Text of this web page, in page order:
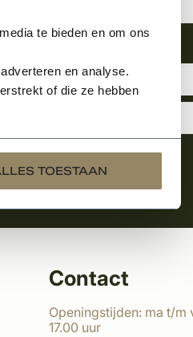
te bieden en om ons
en analyse.
of die ze hebben
TOESTAAN
Contact
Openingstijden: ma t/m
17.00 uur